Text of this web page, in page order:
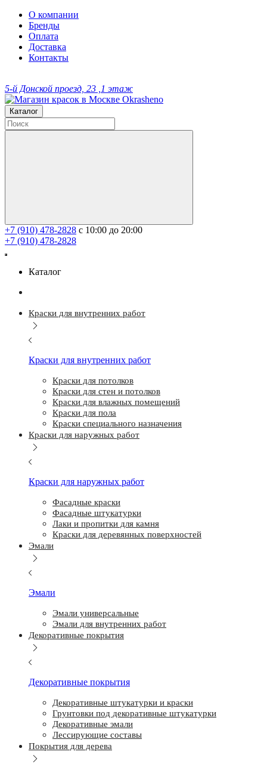
О компании
Бренды
Оплата
Доставка
Контакты
5-й Донской проезд, 23 ,1 этаж
Каталог
+7 (910) 478-2828 с 10:00 до 20:00
+7 (910) 478-2828
Каталог
Краски для внутренних работ
Краски для внутренних работ
Краски для потолков
Краски для стен и потолков
Краски для влажных помещений
Краски для пола
Краски специального назначения
Краски для наружных работ
Краски для наружных работ
Фасадные краски
Фасадные штукатурки
Лаки и пропитки для камня
Краски для деревянных поверхностей
Эмали
Эмали
Эмали универсальные
Эмали для внутренних работ
Декоративные покрытия
Декоративные покрытия
Декоративные штукатурки и краски
Грунтовки под декоративные штукатурки
Декоративные эмали
Лессирующие составы
Покрытия для дерева